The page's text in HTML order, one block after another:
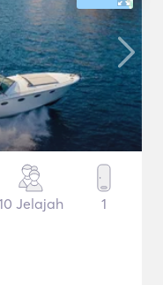
Jelajah 1